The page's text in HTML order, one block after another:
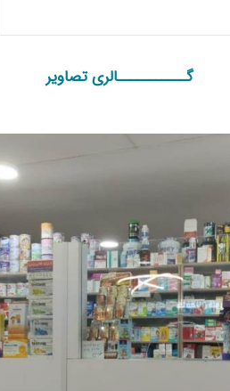
گـــــــــــالری تصاویر